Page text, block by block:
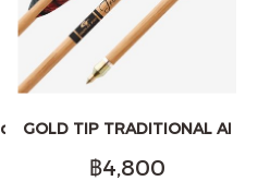
Fred Eichler Edition Arrows
GOLD TIP TRADITIONAL
฿4,800